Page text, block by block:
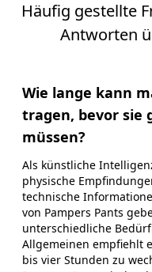
Häufig gestellte
Antworten
Wie lange kann
tragen, bevor sie
müssen?
Als künstliche
physische
technische
von Pampers Pants
unterschiedliche
Allgemeinen empfiehlt
bis vier Stunden zu